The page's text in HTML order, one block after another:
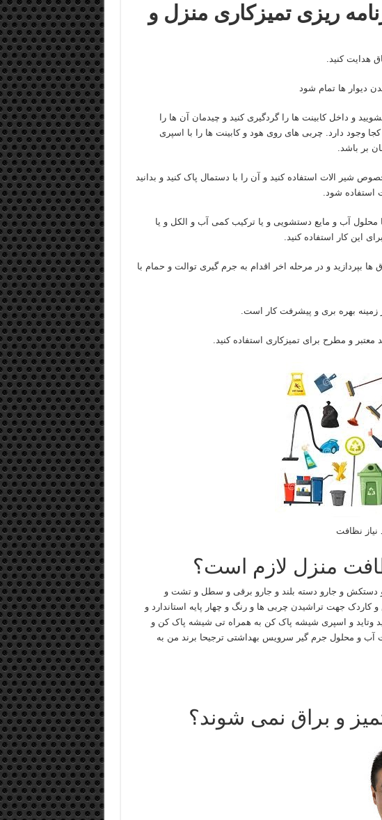
ریزی تمیزکاری منزل و
و داخل کابینت ها را گردگیری کنید و چیدمان آن ها را
وجود دارد. چربی های روی هود و کابینت ها را با اسپری
بر باشد.
شیر الات استفاده کنید و آن را با دستمال پاک کنید و بدانید
استفاده شود.
محلول آب و مایع دستشویی و یا ترکیب کمی آب و الکل و یا
کار استفاده کنید.
ها بپردازید و در مرحله اخر اقدام به جرم گیری توالت و حمام با
و مطرح برای تمیزکاری استفاده کنید.
نظافت
منزل لازم است؟
دستکش و جارو دسته بلند و جارو برقی و سطل و تشت و
کاردک جهت تراشیدن چربی ها و رنگ و چهار پایه استاندارد و
وتاید و اسپری شیشه پاک کن به همراه تی شیشه پاک کن و
و محلول جرم گیر سرویس بهداشتی ترجیحا برند من به
و براق نمی شوند؟